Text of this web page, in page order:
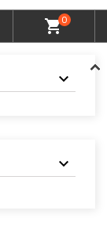
shopping_cart0